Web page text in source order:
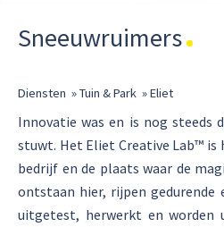
Sneeuwruimers
Diensten »Tuin & Park »Eliet
Innovatie was en is nog steeds
stuwt. Het Eliet Creative Lab™
bedrijf en de plaats waar de
ontstaan hier, rijpen gedurende
uitgetest, herwerkt en worden